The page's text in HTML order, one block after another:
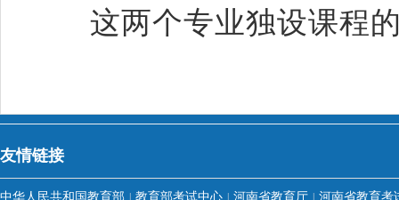
这两个专业独设课程
友情链接
中华人民共和国教育部 教育部考试中心 河南省教育厅 河南省教育考